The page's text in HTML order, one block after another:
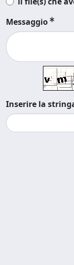
Messaggio
Inserire la